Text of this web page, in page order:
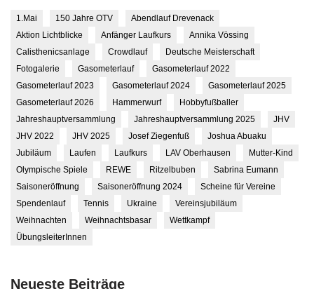
1.Mai 150 Jahre OTV
Abendlauf Drevenack
Aktion Lichtblicke
Anfänger Laufkurs
Annika Vössing
Calisthenicsanlage
Crowdlauf
Deutsche Meisterschaft
Fotogalerie
Gasometerlauf
Gasometerlauf 2022
Gasometerlauf 2023
Gasometerlauf 2024
Gasometerlauf 2025
Gasometerlauf 2026
Hammerwurf
Hobbyfußballer
Jahreshauptversammlung
Jahreshauptversammlung 2025
JHV
JHV 2022
JHV 2025 Josef Ziegenfuß
Joshua Abuaku
Jubiläum
Laufen Laufkurs LAV Oberhausen
Mutter-Kind
Olympische Spiele
REWE Ritzelbuben
Sabrina Eumann
Saisoneröffnung
Saisoneröffnung 2024
Scheine für Vereine
Spendenlauf
Tennis Ukraine
Vereinsjubiläum
Weihnachten
Weihnachtsbasar
Wettkampf
ÜbungsleiterInnen
Neueste Beiträge